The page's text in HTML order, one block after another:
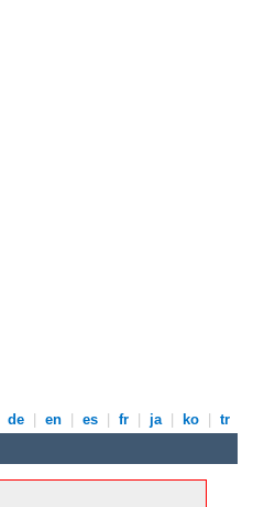
de en es fr ja ko tr